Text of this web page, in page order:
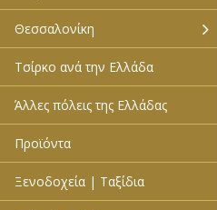
Θεσσαλονίκη
Τσίρκο ανά την Ελλάδα
Άλλες πόλεις της Ελλάδας
Προϊόντα
Ξενοδοχεία | Ταξίδια